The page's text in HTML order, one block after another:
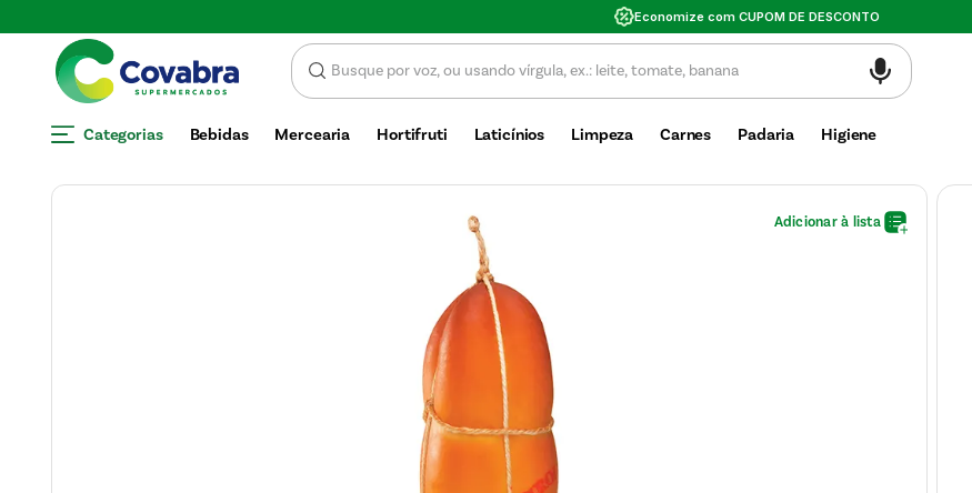
Valor mínimo de compra $30
Categorias Bebidas Mercearia Hortifruti Laticínios Limpeza Carnes Padaria Higiene